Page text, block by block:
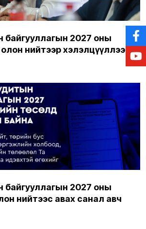
байгууллагын 2027 оны
олон нийтээр хэлэлцүүллээ
байгууллагын 2027 оны
нийтээс авах санал авч